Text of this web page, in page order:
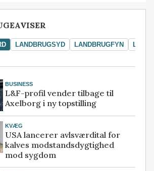
LANDBRUGSYD LANDBRUGFYN
BUSINESS
L&F-profil vender tilbage til
Axelborg i ny topstilling
KVÆG
USA lancerer avlsværdital for
kalves modstandsdygtighed
mod sygdom